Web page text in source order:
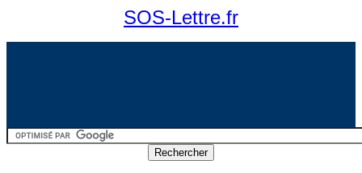
SOS-Lettre.fr